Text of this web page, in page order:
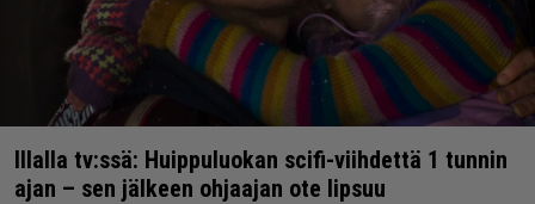
Illalla tv:ssä: Huippuluokan scifi-viihdettä 1 tunnin
ajan – sen jälkeen ohjaajan ote lipsuu